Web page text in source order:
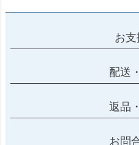
お支
配送
返品
お問